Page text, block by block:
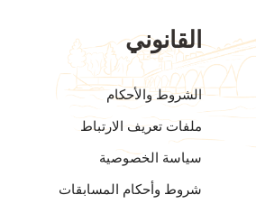
القانوني
الشروط والأحكام
ملفات تعريف الارتباط
سياسة الخصوصية
شروط وأحكام المسابقات